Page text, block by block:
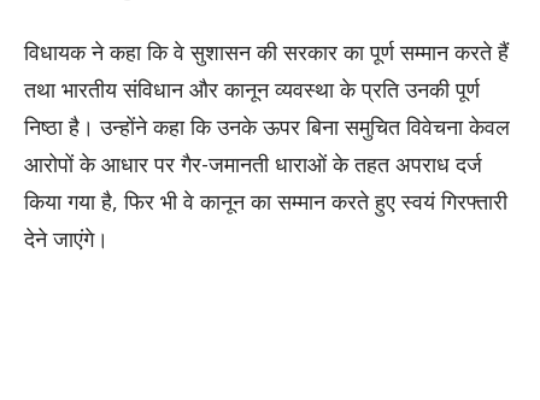
विधायक ने कहा कि वे सुशासन की सरकार का पूर्ण सम्मान करते हैं
तथा भारतीय संविधान और कानून व्यवस्था के प्रति उनकी पूर्ण
निष्ठा है। उन्होंने कहा कि उनके ऊपर बिना समुचित विवेचना केवल
आरोपों के आधार पर गैर-जमानती धाराओं के तहत अपराध दर्ज
किया गया है, फिर भी वे कानून का सम्मान करते हुए स्वयं गिरफ्तारी
देने जाएंगे।